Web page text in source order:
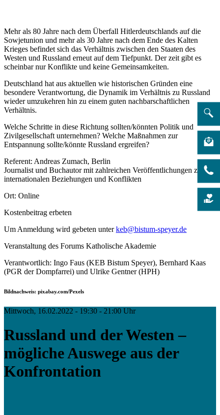
Mehr als 80 Jahre nach dem Überfall Hitlerdeutschlands auf die
Sowjetunion und mehr als 30 Jahre nach dem Ende des Kalten
Krieges befindet sich das Verhältnis zwischen den Staaten des
Westen und Russland erneut auf dem Tiefpunkt. Der zeit gibt es
scheinbar nur Konflikte und keine Gemeinsamkeiten.
Deutschland hat aus aktuellen wie historischen Gründen eine
besondere Verantwortung, die Dynamik im Verhältnis zu Russland
wieder umzukehren hin zu einem guten nachbarschaftlichen
Verhältnis.
Welche Schritte in diese Richtung sollten/könnten Politik und
Zivilgesellschaft unternehmen? Welche Maßnahmen zur
Entspannung sollte/könnte Russland ergreifen?
Referent: Andreas Zumach, Berlin
Journalist und Buchautor mit zahlreichen Veröffentlichungen zu
internationalen Beziehungen und Konflikten
Ort: Online
Kostenbeitrag erbeten
Um Anmeldung wird gebeten unterkeb@bistum-speyer.de
Veranstaltung des Forums Katholische Akademie
Verantwortlich: Ingo Faus (KEB Bistum Speyer), Bernhard Kaas
(PGR der Dompfarrei) und Ulrike Gentner (HPH)
Bildnachweis: pixabay.com/Pexels
Mittwoch, 16.02.2022 - 19:30 - 21:00 Uhr
Russland und der Westen –
mögliche Auswege aus der
Konfrontation